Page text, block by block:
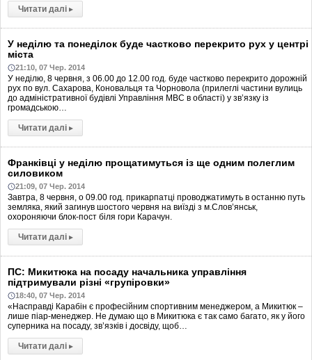
Читати далі ▸
У неділю та понеділок буде частково перекрито рух у центрі
міста
21:10, 07 Чер. 2014
У неділю, 8 червня, з 06.00 до 12.00 год. буде частково перекрито дорожній
рух по вул. Сахарова, Коновальця та Чорновола (прилеглі частини вулиць
до адміністративної будівлі Управління МВС в області) у зв’язку із
громадською…
Читати далі ▸
Франківці у неділю прощатимуться із ще одним полеглим
силовиком
21:09, 07 Чер. 2014
Завтра, 8 червня, о 09.00 год. прикарпатці проводжатимуть в останню путь
земляка, який загинув шостого червня на виїзді з м.Слов’янськ,
охороняючи блок-пост біля гори Карачун.
Читати далі ▸
ПС: Микитюка на посаду начальника управління
підтримували різні «групіровки»
18:40, 07 Чер. 2014
«Насправді Карабін є професійним спортивним менеджером, а Микитюк –
лише піар-менеджер. Не думаю що в Микитюка є так само багато, як у його
суперника на посаду, зв’язків і досвіду, щоб…
Читати далі ▸